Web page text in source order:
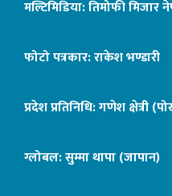
मल्टिमिडिया: तिमोफी मिजार
फोटो पत्रकार: राकेश भण्डारी
प्रदेश प्रतिनिधि: गणेश क्षेत्री
ग्लोबल: सुम्मा थापा (जापान)